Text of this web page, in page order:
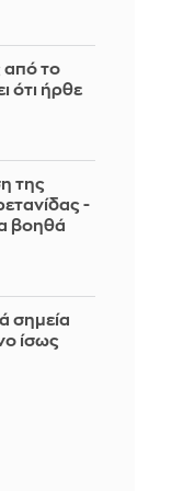
από το
ότι ήρθε
της
-
βοηθά
σημεία
ίσως